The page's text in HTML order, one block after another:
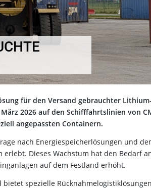
für den Versand gebrauchter Lithium-
2026 auf den Schifffahrtslinien von
angepassten Containern.
nach Energiespeicherlösungen und
Dieses Wachstum hat den Bedarf
auf dem Festland erhöht.
spezielle